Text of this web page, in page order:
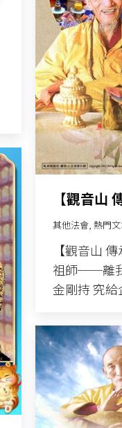
【觀音山
其他法會 熱門
【觀音山
祖師──離
金剛持 究